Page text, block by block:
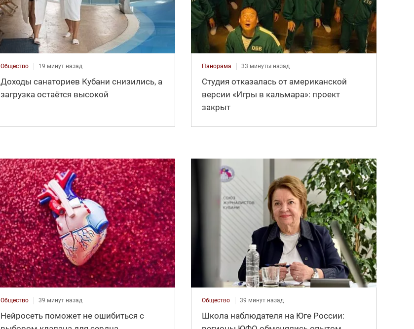
Общество 19 минут назад
Доходы санаториев Кубани снизились, а
загрузка остаётся высокой
Панорама 33 минуты назад
Студия отказалась от американской
версии «Игры в кальмара»: проект
закрыт
Общество 39 минут назад
Нейросеть поможет не ошибиться с
Общество 39 минут назад
Школа наблюдателя на Юге России: